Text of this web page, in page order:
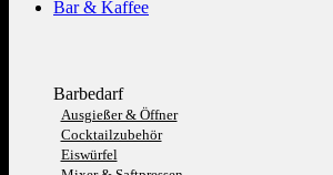
Bar & Kaffee
Barbedarf
Ausgießer & Öffner
Cocktailzubehör
Eiswürfel